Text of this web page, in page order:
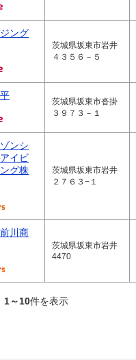
ング
茨城県坂東市岩井
４３５６－５
茨城県坂東市沓掛
３９７３－１
ンシ
イビ
グ株
茨城県坂東市岩井
２７６３−１
川商
茨城県坂東市岩井
4470
1～10件を表示